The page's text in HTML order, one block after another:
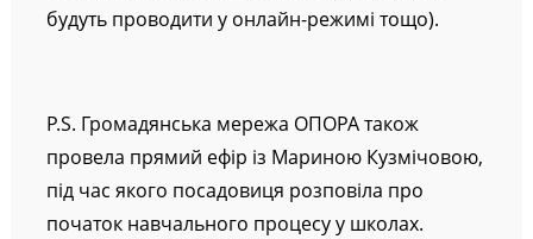
будуть проводити у онлайн-режимі тощо).
P.S. Громадянська мережа ОПОРА також
провела прямий ефір із Мариною Кузмічовою,
під час якого посадовиця розповіла про
початок навчального процесу у школах.